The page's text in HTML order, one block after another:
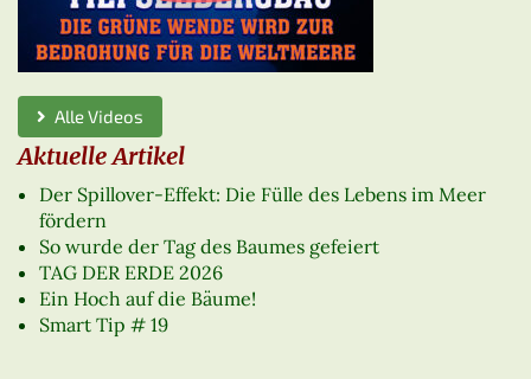
Alle Videos
Aktuelle Artikel
Der Spillover-Effekt: Die Fülle des Lebens im Meer
fördern
So wurde der Tag des Baumes gefeiert
TAG DER ERDE 2026
Ein Hoch auf die Bäume!
Smart Tip # 19